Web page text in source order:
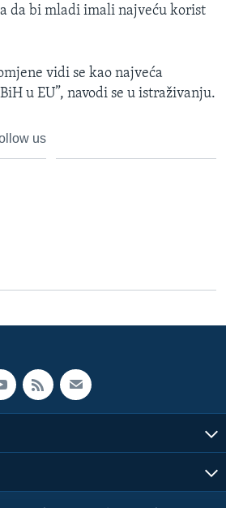
da bi mladi imali najveću korist
vidi se kao najveća
u EU”, navodi se u istraživanju.
us